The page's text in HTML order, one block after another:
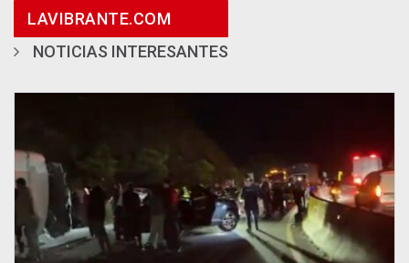
LAVIBRANTE.COM
NOTICIAS INTERESANTES